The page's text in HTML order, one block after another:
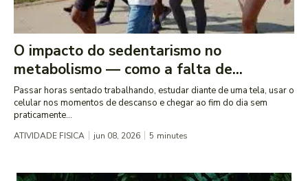
O impacto do sedentarismo no
metabolismo — como a falta de...
Passar horas sentado trabalhando, estudar diante de uma tela, usar o
celular nos momentos de descanso e chegar ao fim do dia sem
praticamente...
ATIVIDADE FISICA jun 08, 2026 5 minutes